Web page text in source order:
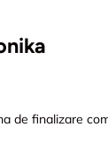
de finalizare